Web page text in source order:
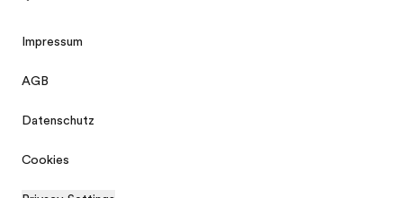
Impressum
AGB
Datenschutz
Cookies